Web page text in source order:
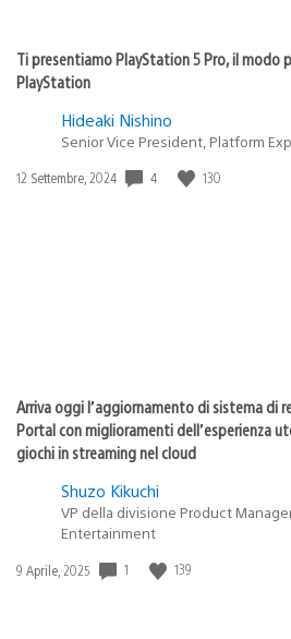
Ti presentiamo PlayStation 5 Pro, il modo
PlayStation
Hideaki Nishino
Senior Vice President, Platform
Data
12 Settembre, 2024 4 130
Arriva oggi l’aggiornamento di sistema di
Portal con miglioramenti dell’esperienza
giochi in streaming nel cloud
Shuzo Kikuchi
VP della divisione Product
Entertainment
Data
9 Aprile, 2025 1 139